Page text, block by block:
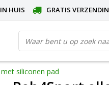
HUIS GRATIS
siliconen pad